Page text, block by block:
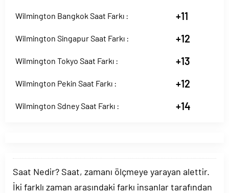
Wilmington Bangkok Saat Farkı : +11
Wilmington Singapur Saat Farkı : +12
Wilmington Tokyo Saat Farkı : +13
Wilmington Pekin Saat Farkı : +12
Wilmington Sdney Saat Farkı : +14
Saat Nedir? Saat, zamanı ölçmeye yarayan alettir.
İki farklı zaman arasındaki farkı insanlar tarafından